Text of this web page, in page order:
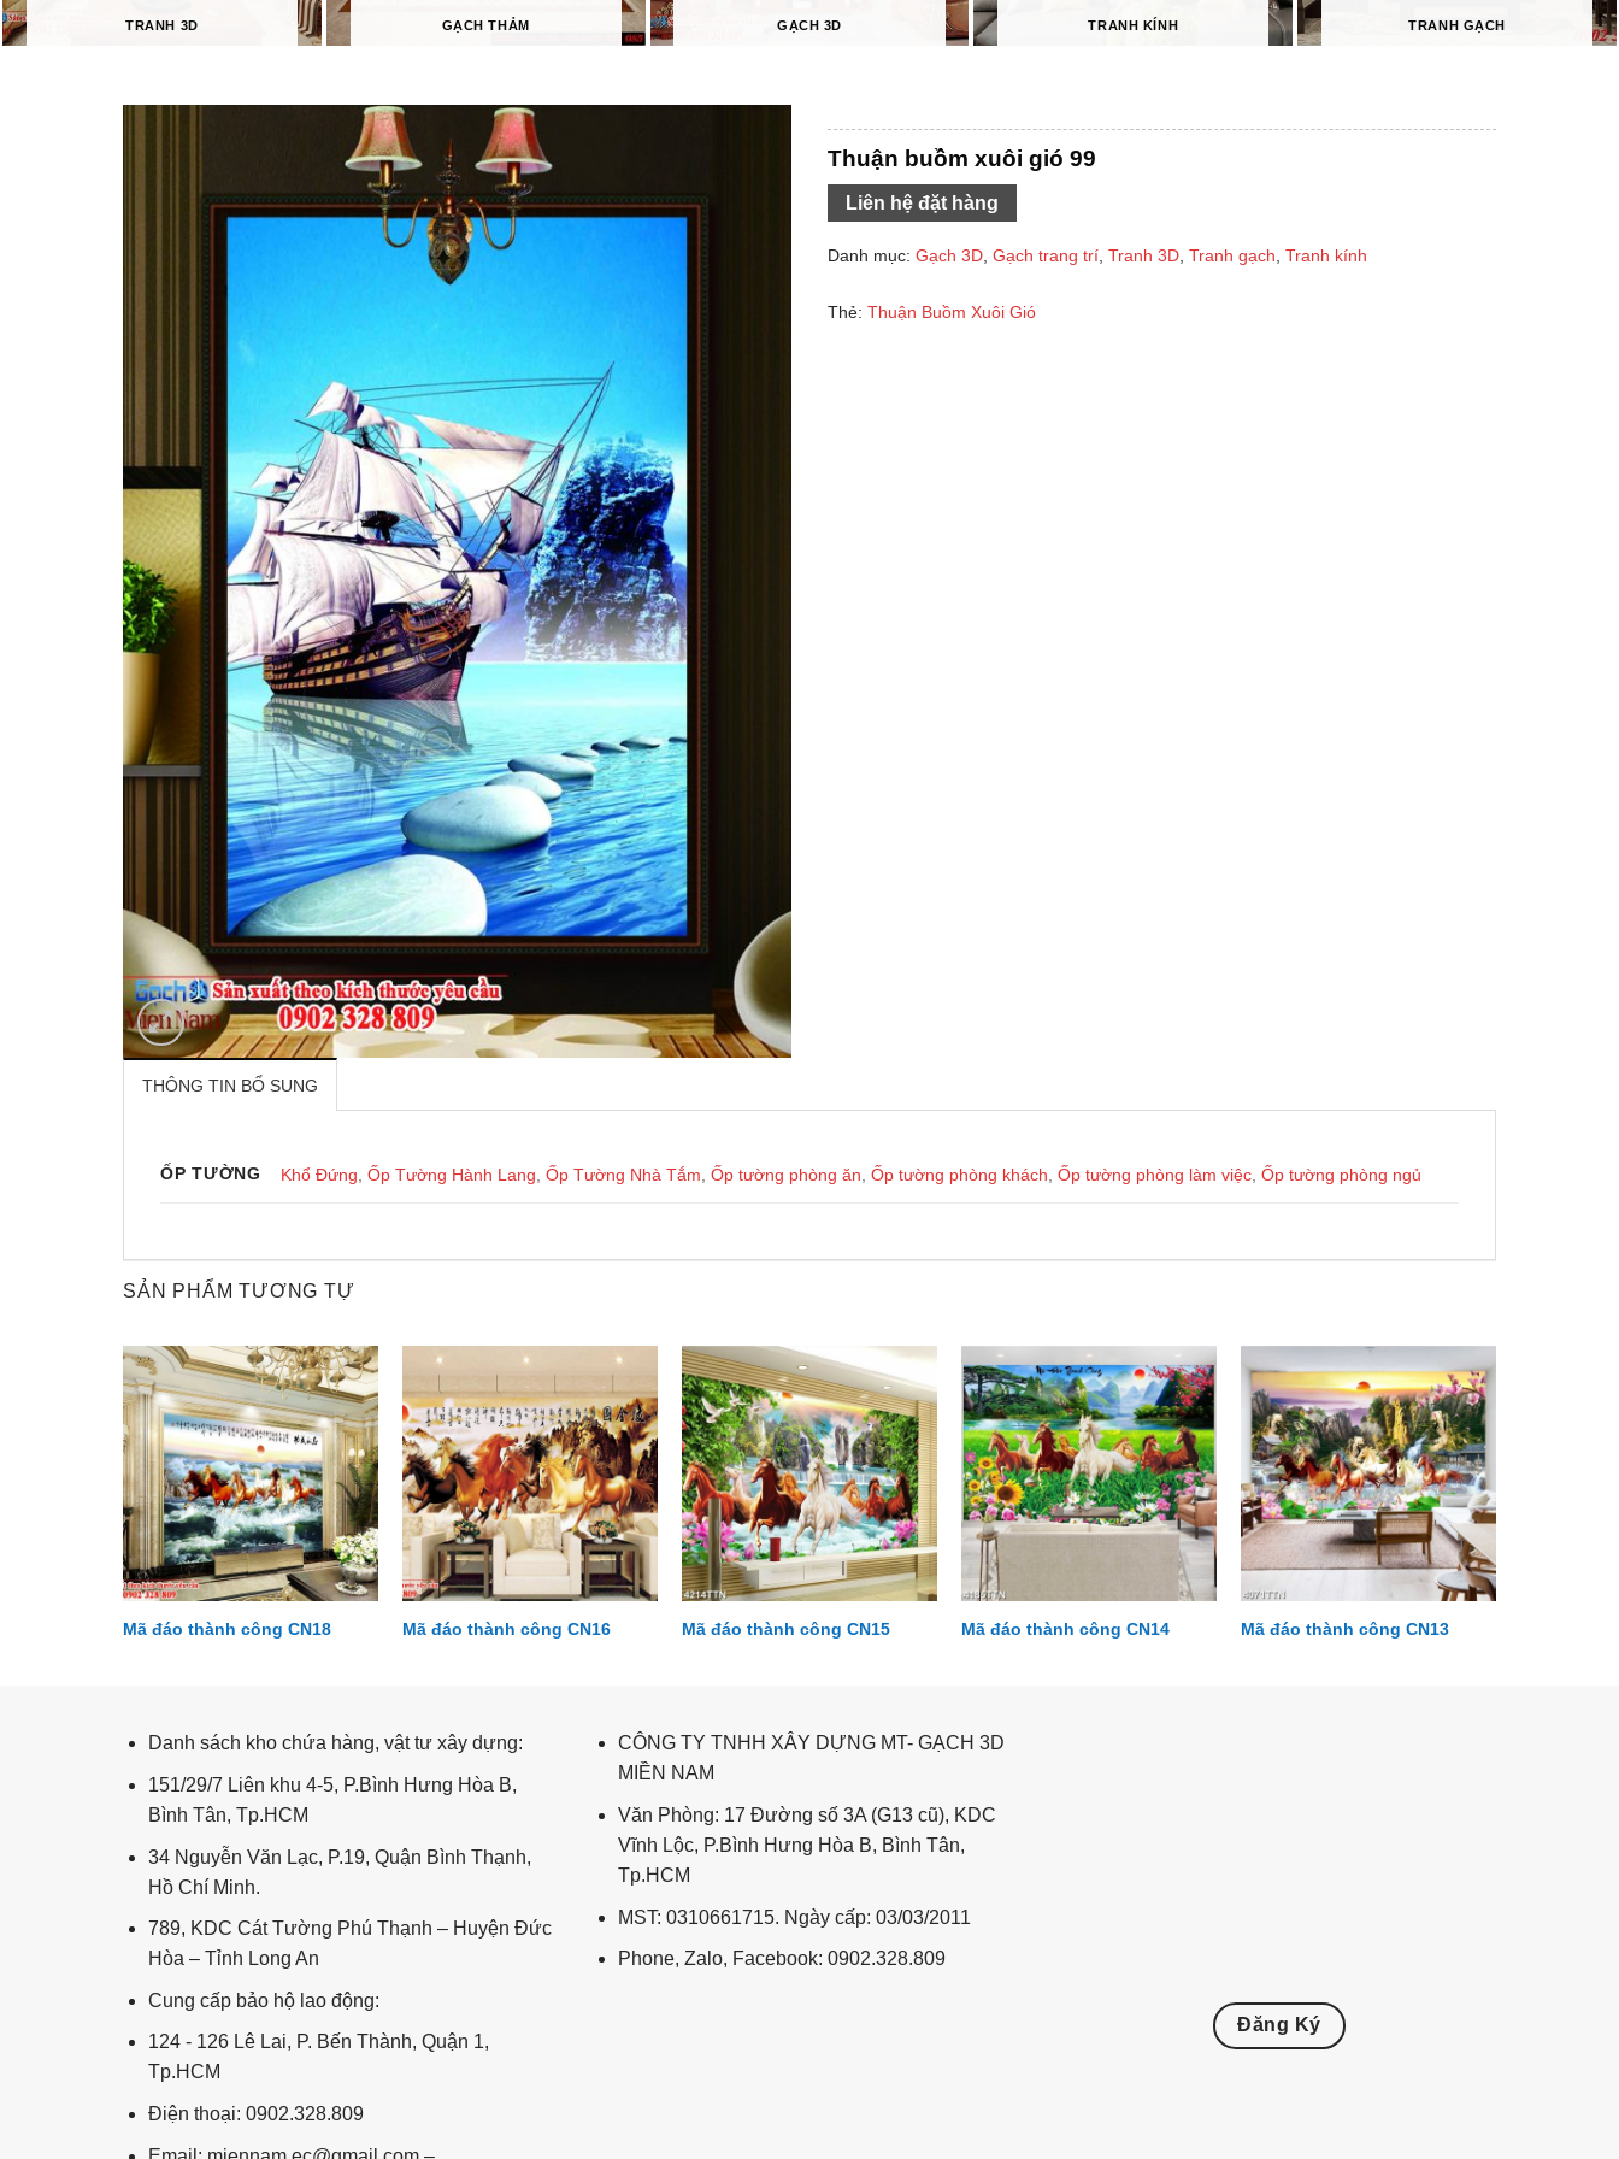
TRANH 3D GẠCH THẢM GẠCH 3D TRANH KÍNH TRANH GẠCH
Thuận buồm xuôi gió 99
Liên hệ đặt hàng
Danh mục: Gạch 3D, Gạch trang trí, Tranh 3D, Tranh gạch, Tranh kính
Thẻ: Thuận Buồm Xuôi Gió
THÔNG TIN BỔ SUNG
ỐP TƯỜNG Khổ Đứng,Ốp Tường Hành Lang,Ốp Tường Nhà Tắm,Ốp tường phòng ăn,Ốp tường phòng khách,Ốp tường phòng làm việc,Ốp tường phòng ngủ
SẢN PHẨM TƯƠNG TỰ
Mã đáo thành công CN18 Mã đáo thành công CN16 Mã đáo thành công CN15 Mã đáo thành công CN14 Mã đáo thành công CN13
Danh sách kho chứa hàng, vật tư xây dựng:
151/29/7 Liên khu 4-5, P.Bình Hưng Hòa B,
Bình Tân, Tp.HCM
34 Nguyễn Văn Lạc, P.19, Quận Bình Thạnh,
Hồ Chí Minh.
789, KDC Cát Tường Phú Thạnh – Huyện Đức
Hòa – Tỉnh Long An
Cung cấp bảo hộ lao động:
124 - 126 Lê Lai, P. Bến Thành, Quận 1,
Tp.HCM
Điện thoại: 0902.328.809
CÔNG TY TNHH XÂY DỰNG MT- GẠCH 3D
MIỀN NAM
Văn Phòng: 17 Đường số 3A (G13 cũ), KDC
Vĩnh Lộc, P.Bình Hưng Hòa B, Bình Tân,
Tp.HCM
MST: 0310661715. Ngày cấp: 03/03/2011
Phone, Zalo, Facebook: 0902.328.809
Đăng Ký